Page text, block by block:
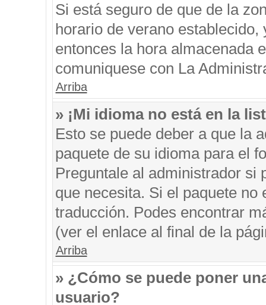
Si está seguro de que de la
horario de verano
entonces la hora almacenada
comuniquese con La
Arriba
» ¡Mi idioma no está en la
Esto se puede deber a que la
paquete de su idioma para el
Preguntale al administrador si
que necesita. Si el paquete
traducción. Podes encontrar
(ver el enlace al final de la
Arriba
» ¿Cómo se puede poner
usuario?